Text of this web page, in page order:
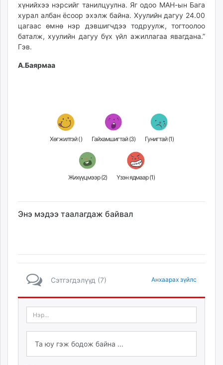
mglradio.com
fact.mn
itoim.mn
tumen.mn
times.mn
хүнийхээ нэрсийг танилцуулна. Яг одоо МАН-ын Бага
хурал албан ёсоор эхэлж байна. Хуулийн дагуу 24.00
цагаас өмнө нэр дэвшигчдээ тодруулж, тогтоолоо
баталж, хуулийн дагуу бүх үйл ажиллагаа явагдана.”
Гэв.
А.Баярмаа
Хөгжилтэй () Гайхамшигтай (3) Гунигтай (1)
Жихүүцмээр (2) Үзэн ядмаар (1)
Энэ мэдээ таалагдаж байвал
Сэтгэгдэлүүд (7) Анхаарах зүйлс